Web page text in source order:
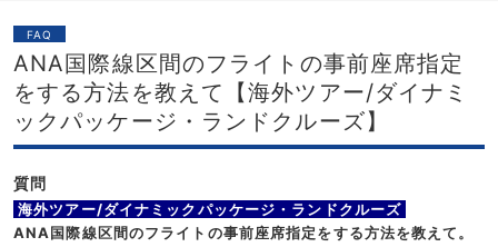
FAQ
ANA国際線区間のフライトの事前座席指定
をする方法を教えて【海外ツアー/ダイナミ
ックパッケージ・ランドクルーズ】
質問
海外ツアー/ダイナミックパッケージ・ランドクルーズ
ANA国際線区間のフライトの事前座席指定をする方法を教えて。